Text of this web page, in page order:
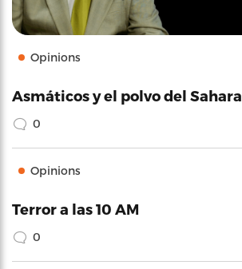
Opinions
Asmáticos y el polvo del Sahara
0
Opinions
Terror a las 10 AM
0